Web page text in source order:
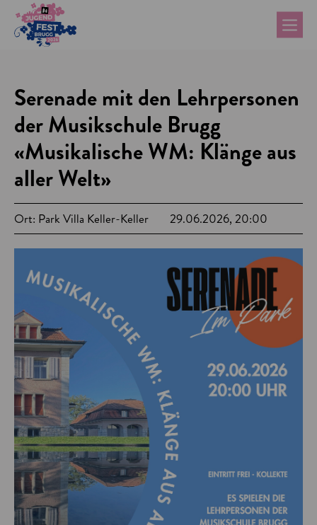
Serenade mit den Lehrpersonen
der Musikschule Brugg
«Musikalische WM: Klänge aus
aller Welt»
29.06.2026, 20:00
Ort: Park Villa Keller-Keller